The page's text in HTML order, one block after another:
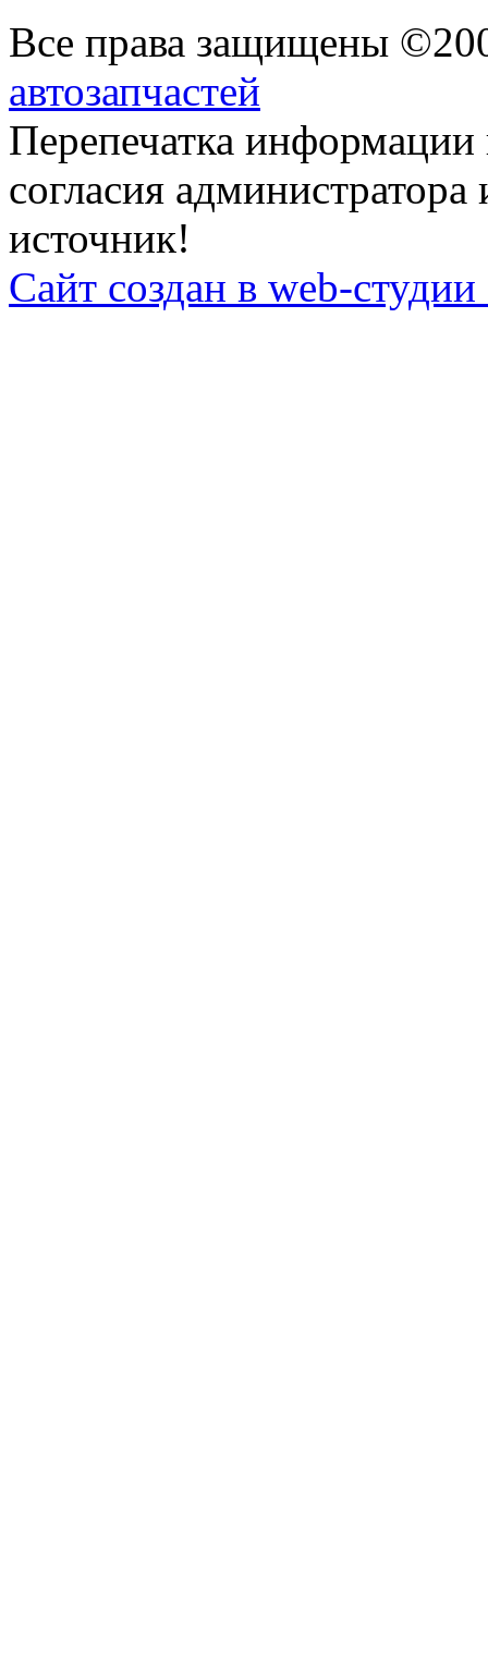
Все права защищены
автозапчастей
Перепечатка
согласия
источник!
Сайт создан в web-